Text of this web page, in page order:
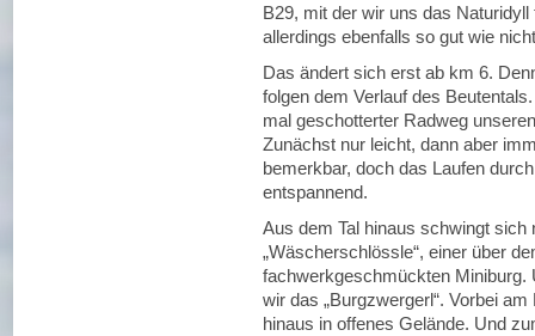
B29, mit der wir uns das
allerdings ebenfalls so gut wie
Das ändert sich erst ab km 6.
folgen dem Verlauf des
mal geschotterter Radweg
Zunächst nur leicht, dann aber
bemerkbar, doch das Laufen
entspannend.
Aus dem Tal hinaus schwingt
„Wäscherschlössle“, einer über
fachwerkgeschmückten Miniburg.
wir das „Burgzwergerl“. Vorbei
hinaus in offenes Gelände. Und